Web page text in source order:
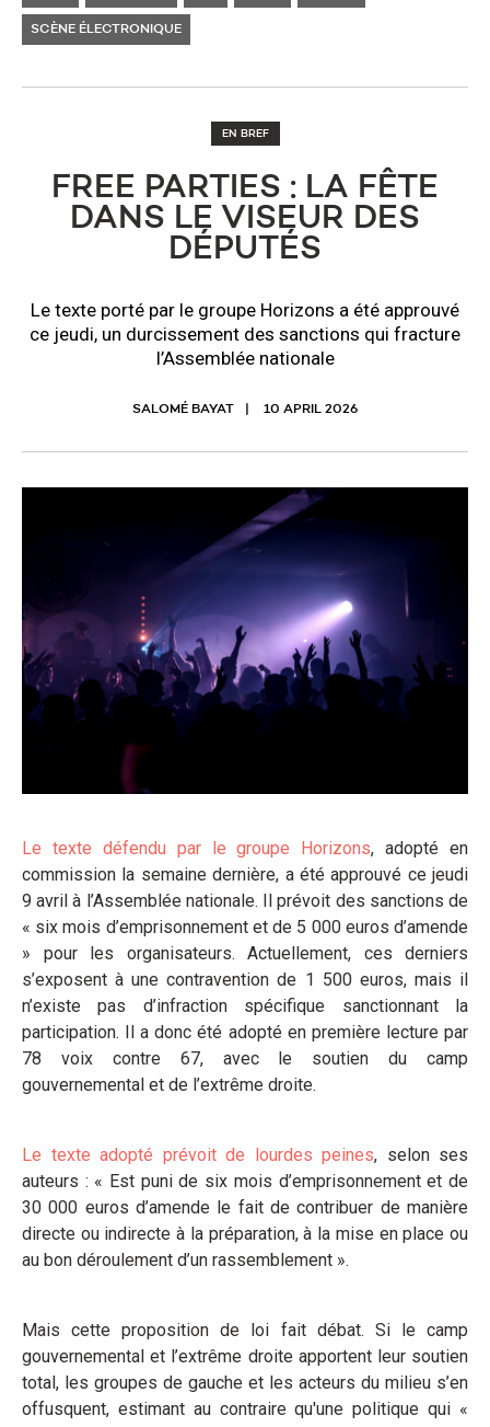
SCÈNE ÉLECTRONIQUE
EN BREF
FREE PARTIES : LA FÊTE
DANS LE VISEUR DES
DÉPUTÉS
Le texte porté par le groupe Horizons a été approuvé
ce jeudi, un durcissement des sanctions qui fracture
l’Assemblée nationale
SALOMÉ BAYAT 10 APRIL 2026
Le texte défendu par le groupe Horizons, adopté en
commission la semaine dernière, a été approuvé ce jeudi
9 avril à l’Assemblée nationale. Il prévoit des sanctions de
« six mois d’emprisonnement et de 5 000 euros d’amende
» pour les organisateurs. Actuellement, ces derniers
s’exposent à une contravention de 1 500 euros, mais il
n’existe pas d’infraction spécifique sanctionnant la
participation. Il a donc été adopté en première lecture par
78 voix contre 67, avec le soutien du camp
gouvernemental et de l’extrême droite.
Le texte adopté prévoit de lourdes peines, selon ses
auteurs : « Est puni de six mois d’emprisonnement et de
30 000 euros d’amende le fait de contribuer de manière
directe ou indirecte à la préparation, à la mise en place ou
au bon déroulement d’un rassemblement ».
Mais cette proposition de loi fait débat. Si le camp
gouvernemental et l’extrême droite apportent leur soutien
total, les groupes de gauche et les acteurs du milieu s’en
offusquent, estimant au contraire qu'une politique qui «